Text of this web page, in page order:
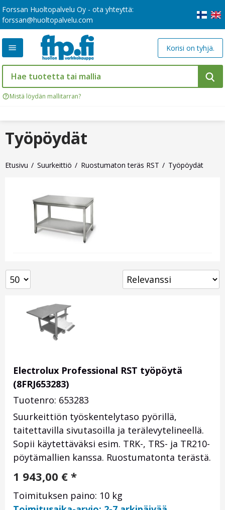
Forssan Huoltopalvelu Oy - ota yhteyttä:
forssan@huoltopalvelu.com
Mistä löydän mallitarran?
Korisi on tyhjä.
Etusivu Suurkeittiö Ruostumaton teräs RST Työpöydät
Työpöydät
Electrolux Professional RST työpöytä
(8FRJ653283)
Tuotenro: 653283
Suurkeittiön työskentelytaso pyörillä,
taitettavilla sivutasoilla ja terälevytelineellä.
Sopii käytettäväksi esim. TRK-, TRS- ja TR210-
pöytämallien kanssa. Ruostumatonta terästä.
1 943,00 € *
Toimituksen paino: 10 kg